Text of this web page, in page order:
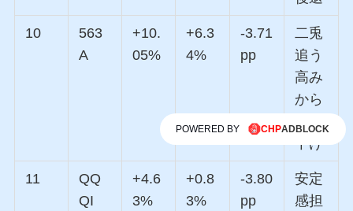
10
563
A
+10.
05%
+6.3
4%
-3.71
pp
二兎
追う
高み
から
下げ
11
QQ
QI
+4.6
3%
+0.8
3%
-3.80
pp
安定
感担
POWERED BY